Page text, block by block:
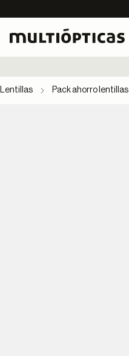
Lentillas Pack ahorro lentillas